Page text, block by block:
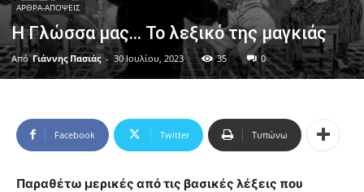
ΑΡΘΡΑ-ΑΠΟΨΕΙΣ
Η Γλώσσα μας… Το λεξικό της μαγκιάς
Από Γιάννης Πασιάς - 30 Ιουλίου, 2023 35 0
Facebook Twitter Τυπώνω
Παραθέτω μερικές από τις βασικές λέξεις που